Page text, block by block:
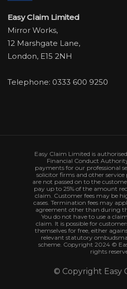
Easy Claim Limited
Mirror Works,
12 Marshgate Lane,
London, E15 2NH
Telephone: 0333 600 9250
Easy Claim Limited is
Financial Conduct
payments for our professional
solicitor firms and other service
are not passed on to the
pay up to 25% of the amount
claim. Customer fees may be
cases. Termination fees may
agreement other than during
You do not have to use a
claim. It is possible for
themselves for free, either
relevant statutory
scheme. Copyright 2024 ©
rights
© Copyright Easy